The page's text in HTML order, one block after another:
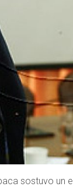
sostuvo un